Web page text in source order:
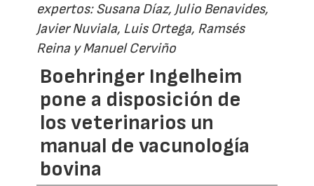
expertos: Susana Díaz, Julio Benavides,
Javier Nuviala, Luis Ortega, Ramsés
Reina y Manuel Cerviño
Boehringer Ingelheim
pone a disposición de
los veterinarios un
manual de vacunología
bovina